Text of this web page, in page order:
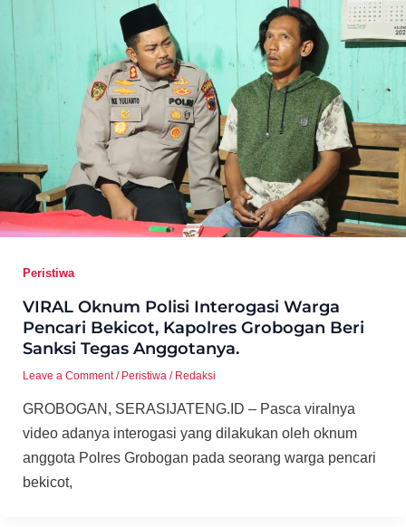
Peristiwa
VIRAL Oknum Polisi Interogasi Warga
Pencari Bekicot, Kapolres Grobogan Beri
Sanksi Tegas Anggotanya.
Leave a Comment / Peristiwa/ Redaksi
GROBOGAN, SERASIJATENG.ID – Pasca viralnya
video adanya interogasi yang dilakukan oleh oknum
anggota Polres Grobogan pada seorang warga pencari
bekicot,